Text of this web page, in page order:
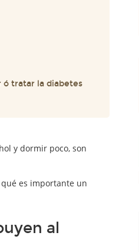
ó tratar la diabetes
y dormir poco, son
es importante un
al